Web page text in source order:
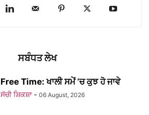
ਸਬੰਧਤ ਲੇਖ
Free Time: ਖਾਲੀ ਸਮੇਂ ’ਚ ਕੁਝ ਹੋ ਜਾਵੇ
ਸੱਚੀ ਸ਼ਿਕਸ਼ਾ - 06 August, 2026